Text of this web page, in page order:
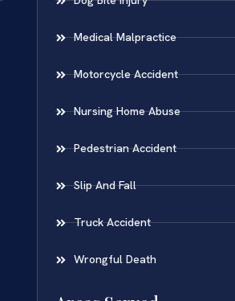
Medical Malpractice
Motorcycle Accident
Nursing Home Abuse
Pedestrian Accident
Slip And Fall
Truck Accident
Wrongful Death